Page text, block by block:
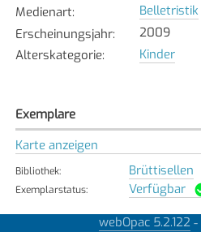
Medienart:
Belletristik
Erscheinungsjahr:
2009
Alterskategorie: Kinder
Exemplare
Karte anzeigen
Bibliothek: Brüttisellen
Exemplarstatus: Verfügbar
Obfelden
webOpac 5.2.122 -